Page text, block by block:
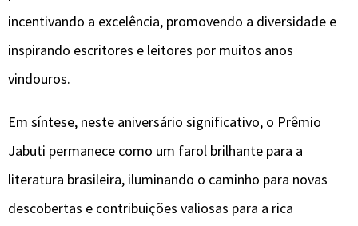
incentivando a excelência, promovendo a diversidade e
inspirando escritores e leitores por muitos anos
vindouros.
Em síntese, neste aniversário significativo, o Prêmio
Jabuti permanece como um farol brilhante para a
literatura brasileira, iluminando o caminho para novas
descobertas e contribuições valiosas para a rica